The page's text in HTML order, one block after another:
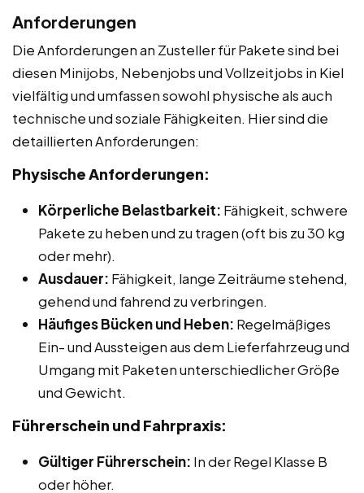
Anforderungen
Die Anforderungen an Zusteller für Pakete sind bei
diesen Minijobs, Nebenjobs und Vollzeitjobs in Kiel
vielfältig und umfassen sowohl physische als auch
technische und soziale Fähigkeiten. Hier sind die
detaillierten Anforderungen:
Physische Anforderungen:
Körperliche Belastbarkeit: Fähigkeit, schwere
Pakete zu heben und zu tragen (oft bis zu 30 kg
oder mehr).
Ausdauer: Fähigkeit, lange Zeiträume stehend,
gehend und fahrend zu verbringen.
Häufiges Bücken und Heben: Regelmäßiges
Ein- und Aussteigen aus dem Lieferfahrzeug und
Umgang mit Paketen unterschiedlicher Größe
und Gewicht.
Führerschein und Fahrpraxis:
Gültiger Führerschein: In der Regel Klasse B
oder höher.